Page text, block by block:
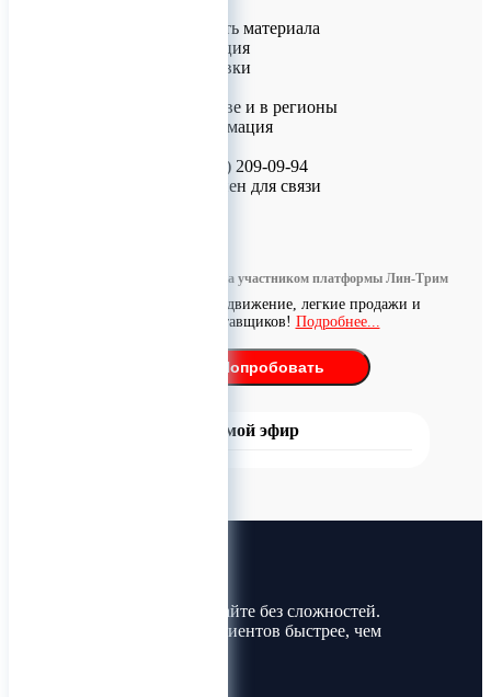
• Биосовместимость материала
• Надёжная фиксация
• Простота установки
Доставка по Москве и в регионы
Контактная информация
• Телефон: +7 (926) 209-09-94
• WhatsApp доступен для связи
Информация размещена участником платформы Лин-Трим
Бесплатное продвижение, легкие продажи и
поиск поставщиков! Подробнее...
Попробовать
Прямой эфир
Покупайте и продавайте без сложностей.
Найдите товары и клиентов быстрее, чем